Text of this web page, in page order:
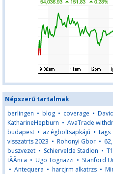
Népszerű tartalmak
berlingen • blog • coverage •
KatharineHepburn • AvaTrade
budapest • az égboltsapkájú • tags
visszatrts 2023 • Rohonyi Gbor •
buszvezet • Schiervelde Stadion •
tÄÄnca • Ugo Tognazzi • Stanford
• Antequera • harcjrm alkatrzs •